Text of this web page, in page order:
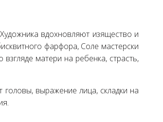
вдохновляют изящество и
фарфора, Соле мастерски
матери на ребенка, страсть,
головы, выражение лица, складки на